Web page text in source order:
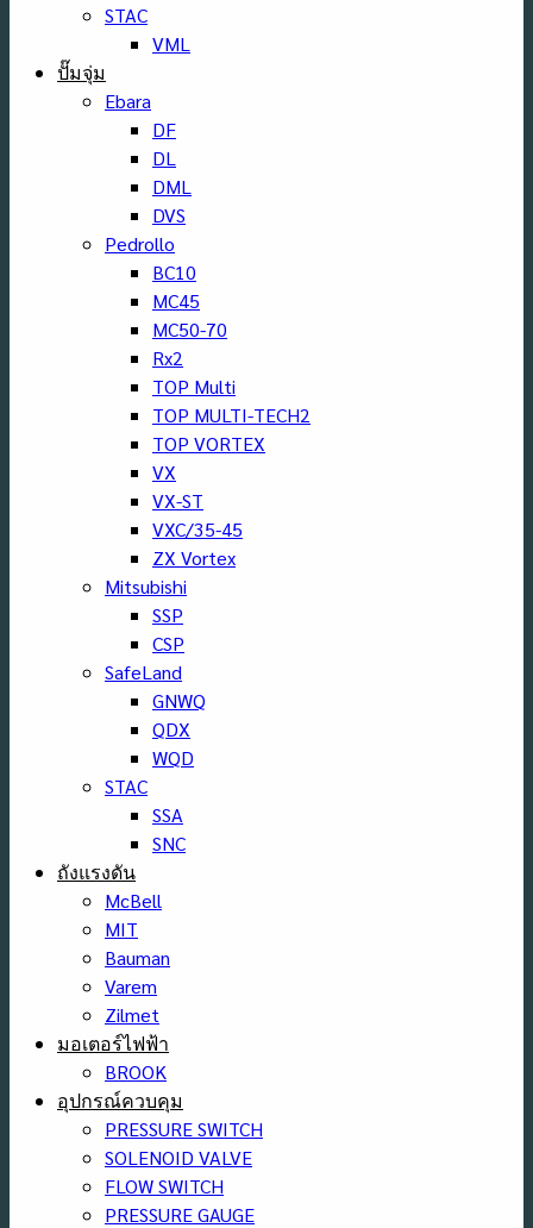
STAC
VML
ปั๊มจุ่ม
Ebara
DF
DL
DML
DVS
Pedrollo
BC10
MC45
MC50-70
Rx2
TOP Multi
TOP MULTI-TECH2
TOP VORTEX
VX
VX-ST
VXC/35-45
ZX Vortex
Mitsubishi
SSP
CSP
SafeLand
GNWQ
QDX
WQD
STAC
SSA
SNC
ถังแรงดัน
McBell
MIT
Bauman
Varem
Zilmet
มอเตอร์ไฟฟ้า
BROOK
อุปกรณ์ควบคุม
PRESSURE SWITCH
SOLENOID VALVE
FLOW SWITCH
PRESSURE GAUGE